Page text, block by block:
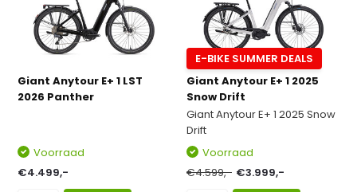
Giant Anytour E+ 1 LST
2026 Panther
Voorraad
€4.499,-
E-BIKE SUMMER DEALS
Giant Anytour E+ 1 2025
Snow Drift
Giant Anytour E+ 1 2025 Snow
Drift
Voorraad
€4.599,- €3.999,-